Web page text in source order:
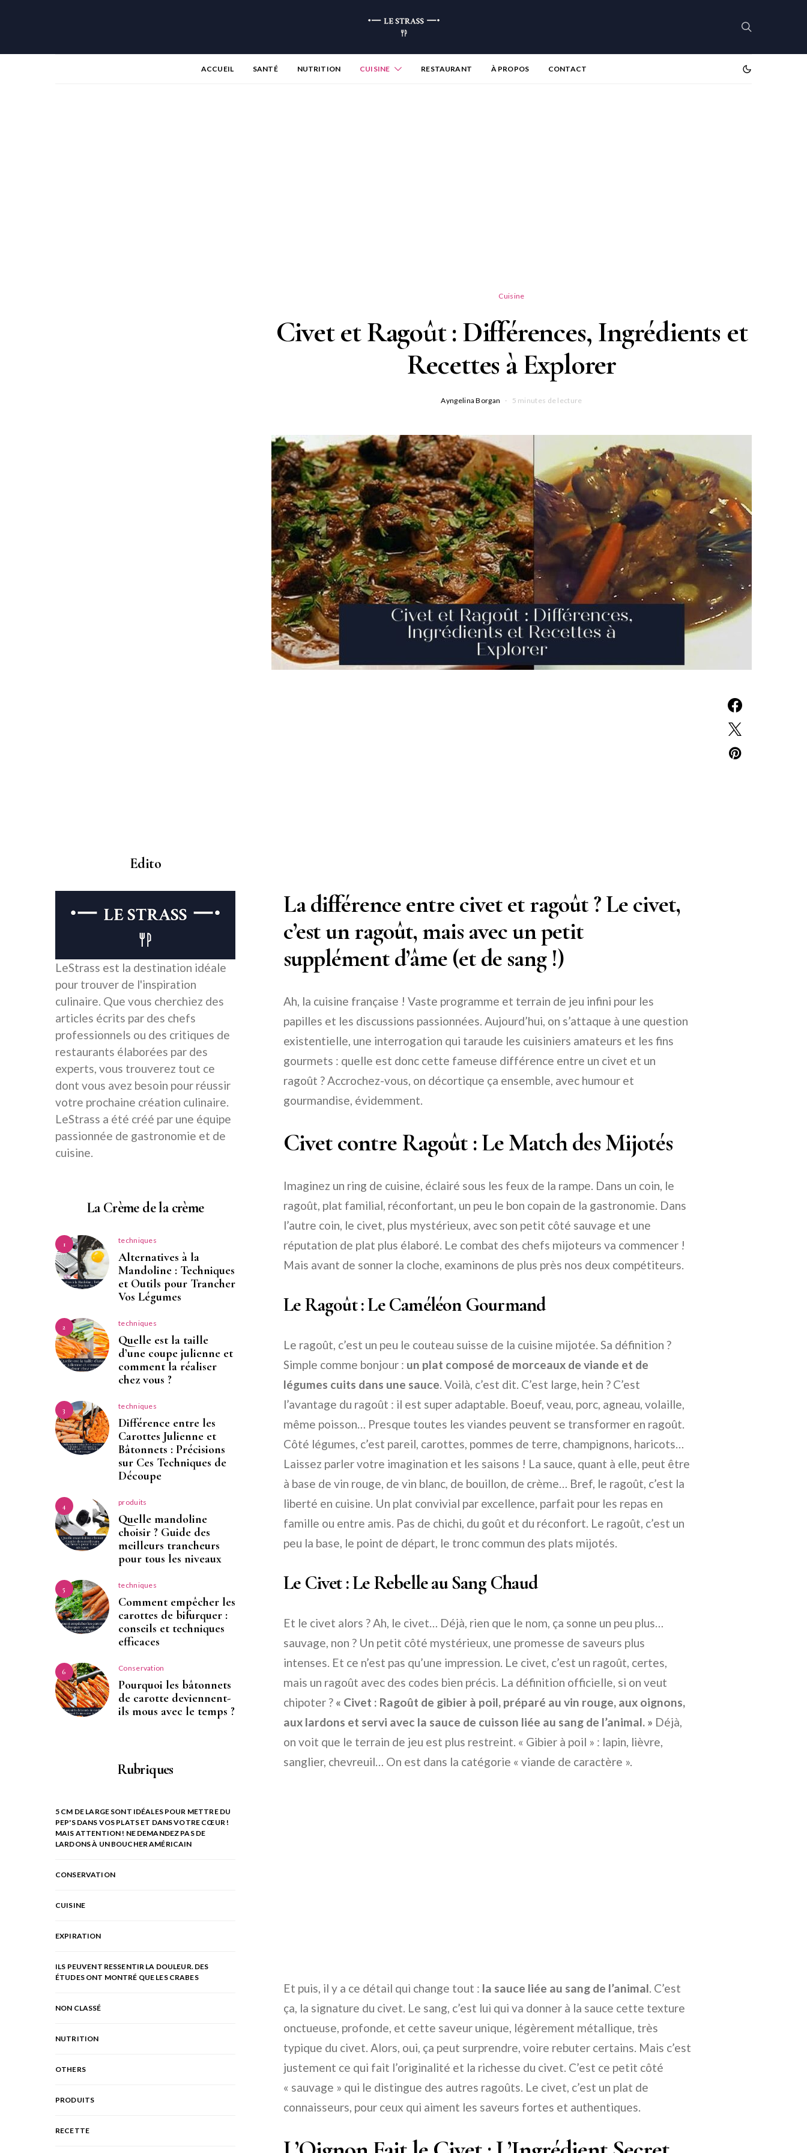
ACCUEIL SANTÉ NUTRITION CUISINE RESTAURANT À PROPOS CONTACT
Cuisine
Civet et Ragoût : Différences, Ingrédients et
Recettes à Explorer
Ayngelina Borgan 5 minutes de lecture
La différence entre civet et ragoût ? Le civet,
c’est un ragoût, mais avec un petit
supplément d’âme (et de sang !)
Ah, la cuisine française ! Vaste programme et terrain de jeu infini pour les
papilles et les discussions passionnées. Aujourd’hui, on s’attaque à une question
existentielle, une interrogation qui taraude les cuisiniers amateurs et les fins
gourmets : quelle est donc cette fameuse différence entre un civet et un
ragoût ? Accrochez-vous, on décortique ça ensemble, avec humour et
gourmandise, évidemment.
Civet contre Ragoût : Le Match des Mijotés
Imaginez un ring de cuisine, éclairé sous les feux de la rampe. Dans un coin, le
ragoût, plat familial, réconfortant, un peu le bon copain de la gastronomie. Dans
l’autre coin, le civet, plus mystérieux, avec son petit côté sauvage et une
réputation de plat plus élaboré. Le combat des chefs mijoteurs va commencer !
Mais avant de sonner la cloche, examinons de plus près nos deux compétiteurs.
Le Ragoût : Le Caméléon Gourmand
Le ragoût, c’est un peu le couteau suisse de la cuisine mijotée. Sa définition ?
Simple comme bonjour : un plat composé de morceaux de viande et de
légumes cuits dans une sauce. Voilà, c’est dit. C’est large, hein ? C’est
l’avantage du ragoût : il est super adaptable. Boeuf, veau, porc, agneau, volaille,
même poisson… Presque toutes les viandes peuvent se transformer en ragoût.
Côté légumes, c’est pareil, carottes, pommes de terre, champignons, haricots…
Laissez parler votre imagination et les saisons ! La sauce, quant à elle, peut être
à base de vin rouge, de vin blanc, de bouillon, de crème… Bref, le ragoût, c’est la
liberté en cuisine. Un plat convivial par excellence, parfait pour les repas en
famille ou entre amis. Pas de chichi, du goût et du réconfort. Le ragoût, c’est un
peu la base, le point de départ, le tronc commun des plats mijotés.
Le Civet : Le Rebelle au Sang Chaud
Et le civet alors ? Ah, le civet… Déjà, rien que le nom, ça sonne un peu plus…
sauvage, non ? Un petit côté mystérieux, une promesse de saveurs plus
intenses. Et ce n’est pas qu’une impression. Le civet, c’est un ragoût, certes,
mais un ragoût avec des codes bien précis. La définition officielle, si on veut
chipoter ? « Civet : Ragoût de gibier à poil, préparé au vin rouge, aux oignons,
aux lardons et servi avec la sauce de cuisson liée au sang de l’animal. » Déjà,
on voit que le terrain de jeu est plus restreint. « Gibier à poil » : lapin, lièvre,
sanglier, chevreuil… On est dans la catégorie « viande de caractère ».
Et puis, il y a ce détail qui change tout : la sauce liée au sang de l’animal. C’est
ça, la signature du civet. Le sang, c’est lui qui va donner à la sauce cette texture
onctueuse, profonde, et cette saveur unique, légèrement métallique, très
typique du civet. Alors, oui, ça peut surprendre, voire rebuter certains. Mais c’est
justement ce qui fait l’originalité et la richesse du civet. C’est ce petit côté
« sauvage » qui le distingue des autres ragoûts. Le civet, c’est un plat de
connaisseurs, pour ceux qui aiment les saveurs fortes et authentiques.
Edito
LeStrass est la destination idéale
pour trouver de l'inspiration
culinaire. Que vous cherchiez des
articles écrits par des chefs
professionnels ou des critiques de
restaurants élaborées par des
experts, vous trouverez tout ce
dont vous avez besoin pour réussir
votre prochaine création culinaire.
LeStrass a été créé par une équipe
passionnée de gastronomie et de
cuisine.
La Crème de la crème
1 techniques
Alternatives à la
Mandoline : Techniques
et Outils pour Trancher
Vos Légumes
2 techniques
Quelle est la taille
d’une coupe julienne et
comment la réaliser
chez vous ?
3 techniques
Différence entre les
Carottes Julienne et
Bâtonnets : Précisions
sur Ces Techniques de
Découpe
4 produits
Quelle mandoline
choisir ? Guide des
meilleurs trancheurs
pour tous les niveaux
5 techniques
Comment empêcher les
carottes de bifurquer :
conseils et techniques
efficaces
6 Conservation
Pourquoi les bâtonnets
de carotte deviennent-
ils mous avec le temps ?
Rubriques
5 CM DE LARGE SONT IDÉALES POUR METTRE DU
PEP'S DANS VOS PLATS ET DANS VOTRE CŒUR !
MAIS ATTENTION ! NE DEMANDEZ PAS DE
LARDONS À UN BOUCHER AMÉRICAIN
CONSERVATION
CUISINE
EXPIRATION
ILS PEUVENT RESSENTIR LA DOULEUR. DES
ÉTUDES ONT MONTRÉ QUE LES CRABES
NON CLASSÉ
NUTRITION
OTHERS
PRODUITS
RECETTE